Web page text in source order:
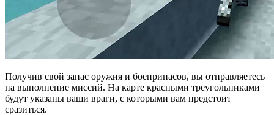
Получив свой запас оружия и боеприпасов, вы отправляетесь
на выполнение миссий. На карте красными треугольниками
будут указаны ваши враги, с которыми вам предстоит
сразиться.